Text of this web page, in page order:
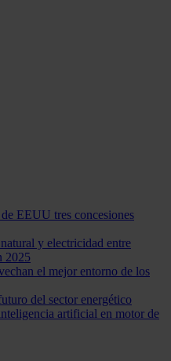
EEUU tres concesiones
y electricidad entre
2025
el mejor entorno de los
del sector energético
artificial en motor de